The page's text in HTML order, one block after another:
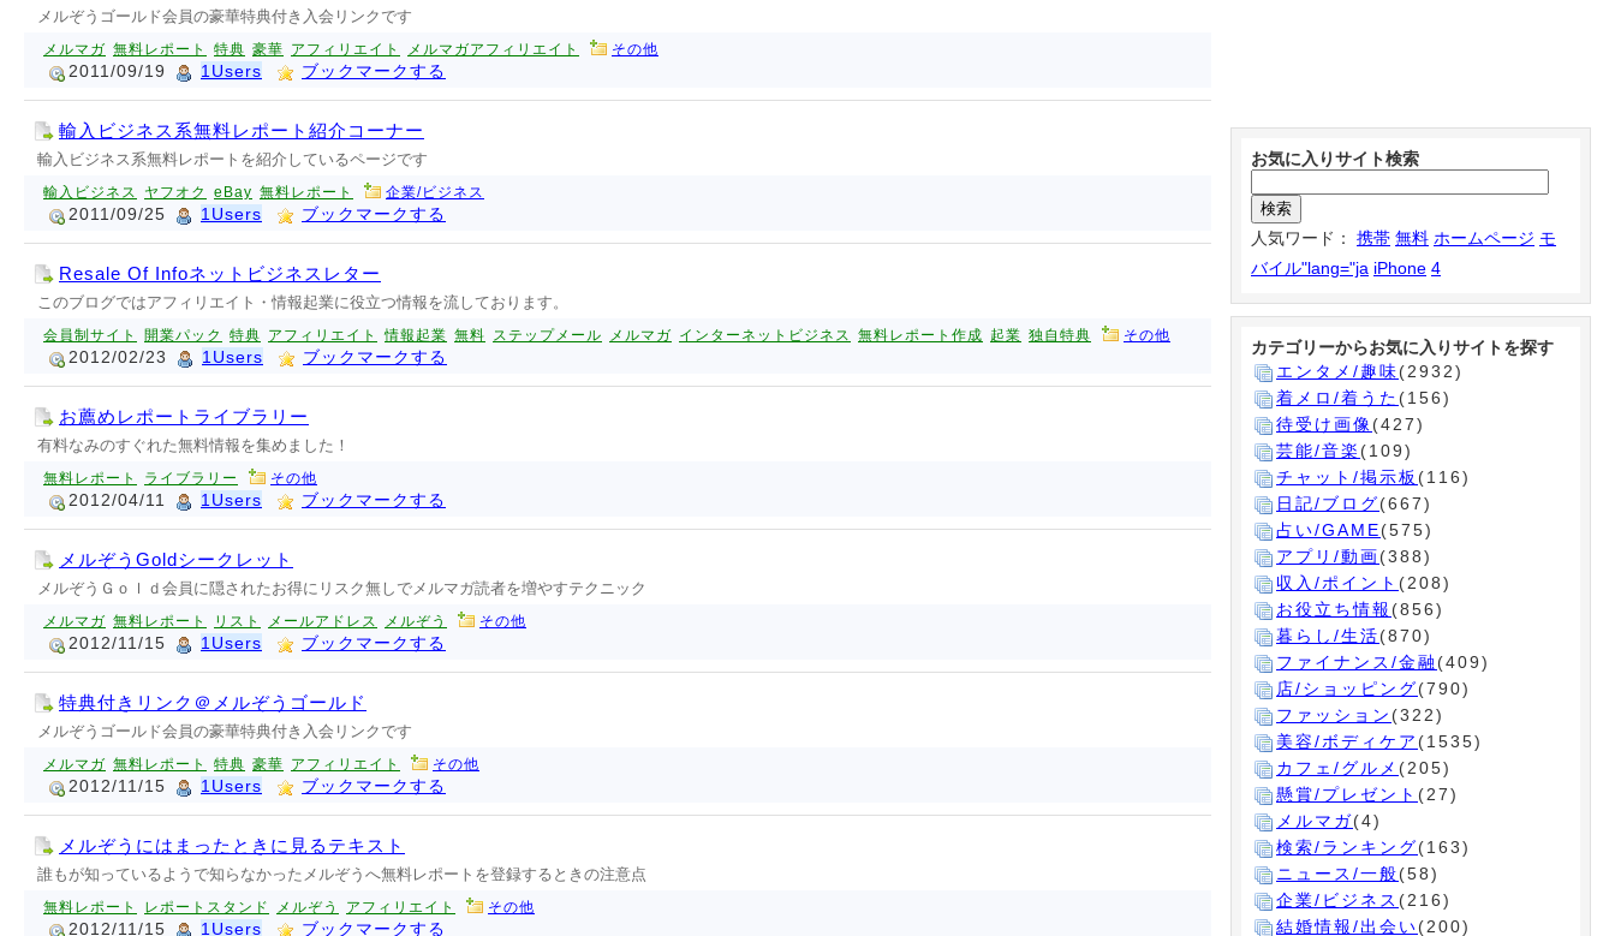
メルぞうゴールド会員の豪華特典付き入会リンクです
メルマガ 無料レポート 特典 豪華 アフィリエイト メルマガアフィリエイト その他
2011/09/19 1Users ブックマークする
輸入ビジネス系無料レポート紹介コーナー
輸入ビジネス系無料レポートを紹介しているページです
輸入ビジネス ヤフオク eBay 無料レポート 企業/ビジネス
2011/09/25 1Users ブックマークする
Resale Of Infoネットビジネスレター
このブログではアフィリエイト・情報起業に役立つ情報を流しております。
会員制サイト 開業パック 特典 アフィリエイト 情報起業 無料 ステップメール メルマガ インターネットビジネス 無料レポート作成 起業 独自特典 その他
2012/02/23 1Users ブックマークする
お薦めレポートライブラリー
有料なみのすぐれた無料情報を集めました！
無料レポート ライブラリー その他
2012/04/11 1Users ブックマークする
メルぞうGoldシークレット
メルぞうＧｏｌｄ会員に隠されたお得にリスク無しでメルマガ読者を増やすテクニック
メルマガ 無料レポート リスト メールアドレス メルぞう その他
2012/11/15 1Users ブックマークする
特典付きリンク＠メルぞうゴールド
メルぞうゴールド会員の豪華特典付き入会リンクです
メルマガ 無料レポート 特典 豪華 アフィリエイト その他
2012/11/15 1Users ブックマークする
メルぞうにはまったときに見るテキスト
誰もが知っているようで知らなかったメルぞうへ無料レポートを登録するときの注意点
無料レポート レポートスタンド メルぞう アフィリエイト その他
2012/11/15 1Users ブックマークする
お気に入りサイト検索
人気ワード： 携帯 無料 ホームページ モ
バイル"lang="ja iPhone 4
カテゴリーからお気に入りサイトを探す
エンタメ/趣味(2932)
着メロ/着うた (156)
待受け画像(427)
芸能/音楽 (109)
チャット/掲示板 (116)
日記/ブログ(667)
占い/GAME(575)
アプリ/動画(388)
収入/ポイント (208)
お役立ち情報 (856)
暮らし/生活(870)
ファイナンス/金融 (409)
店/ショッピング(790)
ファッション (322)
美容/ボディケア (1535)
カフェ/グルメ (205)
懸賞/プレゼント (27)
メルマガ(4)
検索/ランキング(163)
ニュース/一般(58)
企業/ビジネス (216)
結婚情報/出会い(200)